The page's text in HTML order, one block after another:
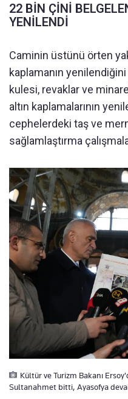
22 BİN ÇİNİ
YENİLENDİ
Caminin üstünü örten
kaplamanın yenilendiğini
kulesi, revaklar ve
altın kaplamalarının
cephelerdeki taş ve
sağlamlaştırma
Kültür ve Turizm Bakanı
Sultanahmet bitti, Ayasofya